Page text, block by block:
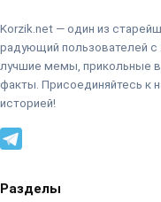
Korzik.net — один из
радующий пользователей
лучшие мемы, прикольные
факты. Присоединяйтесь к
историей!
Разделы